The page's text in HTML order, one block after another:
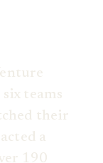
teams
their
a
190